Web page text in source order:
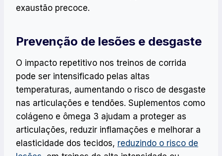
exaustão precoce.
Prevenção de lesões e desgaste
O impacto repetitivo nos treinos de corrida
pode ser intensificado pelas altas
temperaturas, aumentando o risco de desgaste
nas articulações e tendões. Suplementos como
colágeno e ômega 3 ajudam a proteger as
articulações, reduzir inflamações e melhorar a
elasticidade dos tecidos, reduzindo o risco de